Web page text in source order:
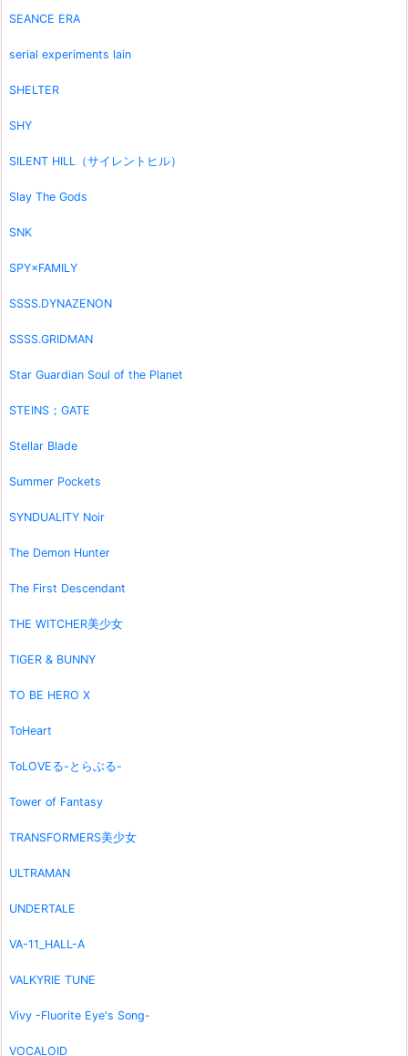
SEANCE ERA
serial experiments lain
SHELTER
SHY
SILENT HILL（サイレントヒル）
Slay The Gods
SNK
SPY×FAMILY
SSSS.DYNAZENON
SSSS.GRIDMAN
Star Guardian Soul of the Planet
STEINS；GATE
Stellar Blade
Summer Pockets
SYNDUALITY Noir
The Demon Hunter
The First Descendant
THE WITCHER美少女
TIGER & BUNNY
TO BE HERO X
ToHeart
ToLOVEる-とらぶる-
Tower of Fantasy
TRANSFORMERS美少女
ULTRAMAN
UNDERTALE
VA-11_HALL-A
VALKYRIE TUNE
Vivy -Fluorite Eye's Song-
VOCALOID